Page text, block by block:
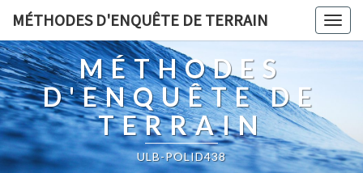
MÉTHODES D'ENQUÊTE DE TERRAIN
MÉTHODES
D'ENQUÊTE DE
TERRAIN
ULB-POLID438